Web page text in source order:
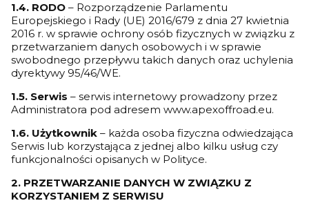
1.4. RODO – Rozporządzenie Parlamentu
Europejskiego i Rady (UE) 2016/679 z dnia 27 kwietnia
2016 r. w sprawie ochrony osób fizycznych w związku z
przetwarzaniem danych osobowych i w sprawie
swobodnego przepływu takich danych oraz uchylenia
dyrektywy 95/46/WE.
1.5. Serwis – serwis internetowy prowadzony przez
Administratora pod adresem www.apexoffroad.eu.
1.6. Użytkownik – każda osoba fizyczna odwiedzająca
Serwis lub korzystająca z jednej albo kilku usług czy
funkcjonalności opisanych w Polityce.
2. PRZETWARZANIE DANYCH W ZWIĄZKU Z
KORZYSTANIEM Z SERWISU